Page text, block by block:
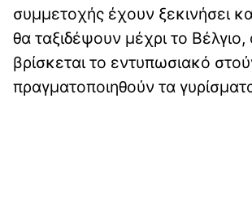
συμμετοχής έχουν ξεκινήσει
θα ταξιδέψουν μέχρι το
βρίσκεται το εντυπωσιακό
πραγματοποιηθούν τα